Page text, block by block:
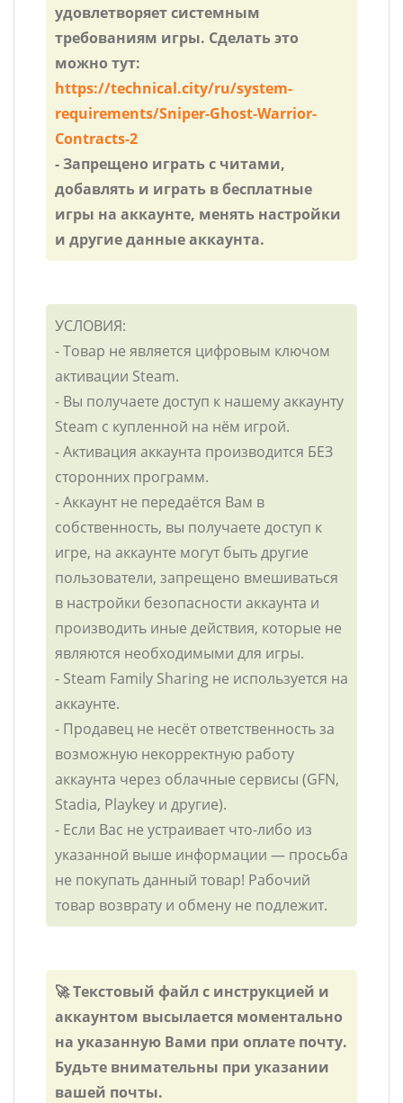
удовлетворяет системным
требованиям игры. Сделать это
можно тут:
https://technical.city/ru/system-
requirements/Sniper-Ghost-Warrior-
Contracts-2
- Запрещено играть с читами,
добавлять и играть в бесплатные
игры на аккаунте, менять настройки
и другие данные аккаунта.
УСЛОВИЯ:
- Товар не является цифровым ключом
активации Steam.
- Вы получаете доступ к нашему аккаунту
Steam с купленной на нём игрой.
- Активация аккаунта производится БЕЗ
сторонних программ.
- Аккаунт не передаётся Вам в
собственность, вы получаете доступ к
игре, на аккаунте могут быть другие
пользователи, запрещено вмешиваться
в настройки безопасности аккаунта и
производить иные действия, которые не
являются необходимыми для игры.
- Steam Family Sharing не используется на
аккаунте.
- Продавец не несёт ответственность за
возможную некорректную работу
аккаунта через облачные сервисы (GFN,
Stadia, Playkey и другие).
- Если Вас не устраивает что-либо из
указанной выше информации — просьба
не покупать данный товар! Рабочий
товар возврату и обмену не подлежит.
🚀 Текстовый файл с инструкцией и
аккаунтом высылается моментально
на указанную Вами при оплате почту.
Будьте внимательны при указании
вашей почты.